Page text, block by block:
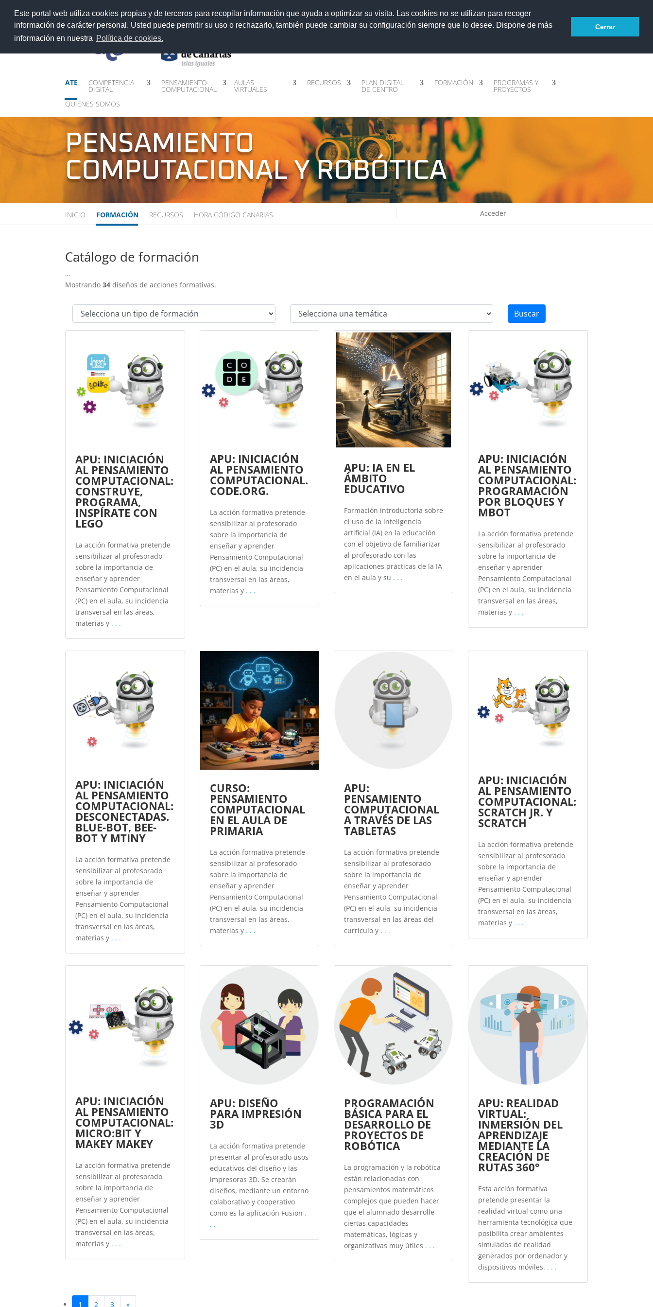
Este portal web utiliza cookies propias y de terceros para recopilar información que ayuda a optimizar su visita. Las cookies no se utilizan para recoger
información de carácter personal. Usted puede permitir su uso o rechazarlo, también puede cambiar su configuración siempre que lo desee. Dispone de más
información en nuestra Política de cookies.
Cerrar
ATE COMPETENCIA
DIGITAL
PENSAMIENTO
COMPUTACIONAL
AULAS
VIRTUALES
RECURSOS PLAN DIGITAL
DE CENTRO
FORMACIÓN PROGRAMAS Y
PROYECTOS
QUIÉNES SOMOS
PENSAMIENTO
COMPUTACIONAL Y ROBÓTICA
INICIO FORMACIÓN RECURSOS HORA CÓDIGO CANARIAS Acceder
Catálogo de formación
…
Mostrando34 diseños de acciones formativas.
Buscar
APU: INICIACIÓN
AL PENSAMIENTO
COMPUTACIONAL:
CONSTRUYE,
PROGRAMA,
INSPÍRATE CON
LEGO
La acción formativa pretende
sensibilizar al profesorado
sobre la importancia de
enseñar y aprender
Pensamiento Computacional
(PC) en el aula, su incidencia
transversal en las áreas,
materias y . . .
APU: INICIACIÓN
AL PENSAMIENTO
COMPUTACIONAL.
CODE.ORG.
La acción formativa pretende
sensibilizar al profesorado
sobre la importancia de
enseñar y aprender
Pensamiento Computacional
(PC) en el aula, su incidencia
transversal en las áreas,
materias y . . .
APU: IA EN EL
ÁMBITO
EDUCATIVO
Formación introductoria sobre
el uso de la inteligencia
artificial (IA) en la educación
con el objetivo de familiarizar
al profesorado con las
aplicaciones prácticas de la IA
en el aula y su . . .
APU: INICIACIÓN
AL PENSAMIENTO
COMPUTACIONAL:
PROGRAMACIÓN
POR BLOQUES Y
MBOT
La acción formativa pretende
sensibilizar al profesorado
sobre la importancia de
enseñar y aprender
Pensamiento Computacional
(PC) en el aula, su incidencia
transversal en las áreas,
materias y . . .
APU: INICIACIÓN
AL PENSAMIENTO
COMPUTACIONAL:
DESCONECTADAS.
BLUE-BOT, BEE-
BOT Y MTINY
La acción formativa pretende
sensibilizar al profesorado
sobre la importancia de
enseñar y aprender
Pensamiento Computacional
(PC) en el aula, su incidencia
transversal en las áreas,
materias y . . .
CURSO:
PENSAMIENTO
COMPUTACIONAL
EN EL AULA DE
PRIMARIA
La acción formativa pretende
sensibilizar al profesorado
sobre la importancia de
enseñar y aprender
Pensamiento Computacional
(PC) en el aula, su incidencia
transversal en las áreas,
materias y . . .
APU:
PENSAMIENTO
COMPUTACIONAL
A TRAVÉS DE LAS
TABLETAS
La acción formativa pretende
sensibilizar al profesorado
sobre la importancia de
enseñar y aprender
Pensamiento Computacional
(PC) en el aula, su incidencia
transversal en las áreas del
currículo y . . .
APU: INICIACIÓN
AL PENSAMIENTO
COMPUTACIONAL:
SCRATCH JR. Y
SCRATCH
La acción formativa pretende
sensibilizar al profesorado
sobre la importancia de
enseñar y aprender
Pensamiento Computacional
(PC) en el aula, su incidencia
transversal en las áreas,
materias y . . .
APU: INICIACIÓN
AL PENSAMIENTO
COMPUTACIONAL:
MICRO:BIT Y
MAKEY MAKEY
La acción formativa pretende
sensibilizar al profesorado
sobre la importancia de
enseñar y aprender
Pensamiento Computacional
(PC) en el aula, su incidencia
transversal en las áreas,
materias y . . .
APU: DISEÑO
PARA IMPRESIÓN
3D
La acción formativa pretende
presentar al profesorado usos
educativos del diseño y las
impresoras 3D. Se crearán
diseños, mediante un entorno
colaborativo y cooperativo
como es la aplicación Fusion .
. .
PROGRAMACIÓN
BÁSICA PARA EL
DESARROLLO DE
PROYECTOS DE
ROBÓTICA
La programación y la robótica
están relacionadas con
pensamientos matemáticos
complejos que pueden hacer
que el alumnado desarrolle
ciertas capacidades
matemáticas, lógicas y
organizativas muy útiles . . .
APU: REALIDAD
VIRTUAL:
INMERSIÓN DEL
APRENDIZAJE
MEDIANTE LA
CREACIÓN DE
RUTAS 360°
Esta acción formativa
pretende presentar la
realidad virtual como una
herramienta tecnológica que
posibilita crear ambientes
simulados de realidad
generados por ordenador y
dispositivos móviles. . . .
1 2 3 »